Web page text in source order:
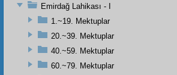
Emirdağ Lahikası - I
1.~19. Mektuplar
20.~39. Mektuplar
40.~59. Mektuplar
60.~79. Mektuplar